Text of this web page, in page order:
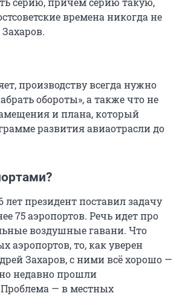
времена никогда не
производству всегда нужно
обороты», а также что не
и плана, который
развития авиаотрасли до
лет президент поставил задачу
75 аэропортов. Речь идет про
воздушные гавани. Что
аэропортов, то, как уверен
Захаров, с ними всё хорошо —
недавно прошли
— в местных